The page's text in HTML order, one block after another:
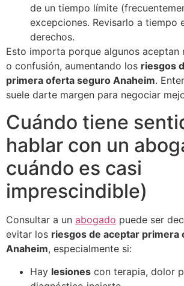
de un tiempo límite
excepciones. Revisarlo a tiempo
derechos.
Esto importa porque algunos aceptan
o confusión, aumentando los riesgos
primera oferta seguro Anaheim.
suele darte margen para negociar
Cuándo tiene
hablar con un
cuándo es casi
imprescindible)
Consultar a un abogado puede ser
evitar los riesgos de aceptar primera
Anaheim, especialmente si:
Hay lesiones con terapia, dolor